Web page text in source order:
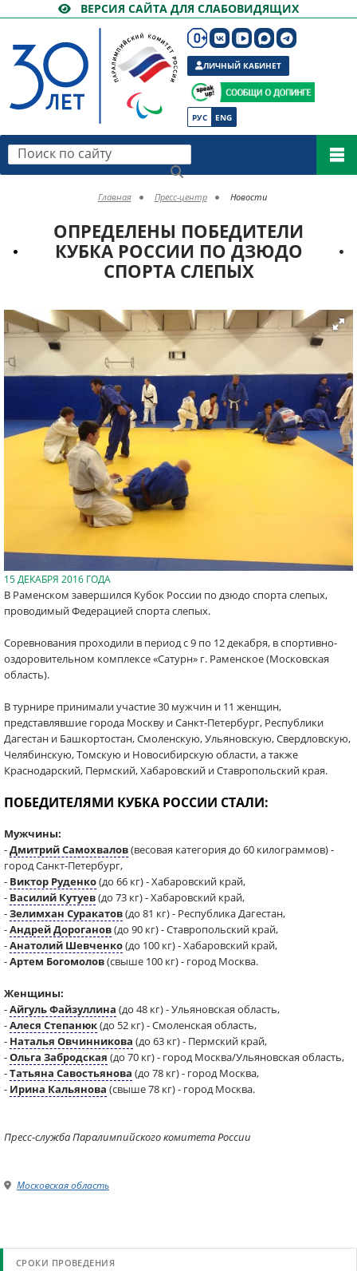
ВЕРСИЯ САЙТА ДЛЯ СЛАБОВИДЯЩИХ
РУС ENG
ЛИЧНЫЙ КАБИНЕТ
Поиск по сайту
Главная Пресс-центр Новости
ОПРЕДЕЛЕНЫ ПОБЕДИТЕЛИ
КУБКА РОССИИ ПО ДЗЮДО
СПОРТА СЛЕПЫХ
15 ДЕКАБРЯ 2016 ГОДА
В Раменском завершился Кубок России по дзюдо спорта слепых,
проводимый Федерацией спорта слепых.
Соревнования проходили в период с 9 по 12 декабря, в спортивно-
оздоровительном комплексе «Сатурн» г. Раменское (Московская
область).
В турнире принимали участие 30 мужчин и 11 женщин,
представлявшие города Москву и Санкт-Петербург, Республики
Дагестан и Башкортостан, Смоленскую, Ульяновскую, Свердловскую,
Челябинскую, Томскую и Новосибирскую области, а также
Краснодарский, Пермский, Хабаровский и Ставропольский края.
ПОБЕДИТЕЛЯМИ КУБКА РОССИИ СТАЛИ:
Мужчины:
-Дмитрий Самохвалов(весовая категория до 60 килограммов) -
город Санкт-Петербург,
- Виктор Руденко(до 66 кг) - Хабаровский край,
- Василий Кутуев(до 73 кг) - Хабаровский край,
-Зелимхан Суракатов(до 81 кг) - Республика Дагестан,
-Андрей Дороганов(до 90 кг) - Ставропольский край,
-Анатолий Шевченко(до 100 кг) - Хабаровский край,
-Артем Богомолов(свыше 100 кг) - город Москва.
Женщины:
-Айгуль Файзуллина (до 48 кг) - Ульяновская область,
-Алеся Степанюк(до 52 кг) - Смоленская область,
- Наталья Овчинникова (до 63 кг) - Пермский край,
-Ольга Забродская (до 70 кг) - город Москва/Ульяновская область,
-Татьяна Савостьянова (до 78 кг) - город Москва,
- Ирина Кальянова (свыше 78 кг) - город Москва.
Пресс-служба Паралимпийского комитета России
Московская область